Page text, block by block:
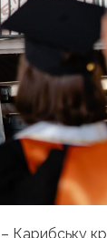
Карибську